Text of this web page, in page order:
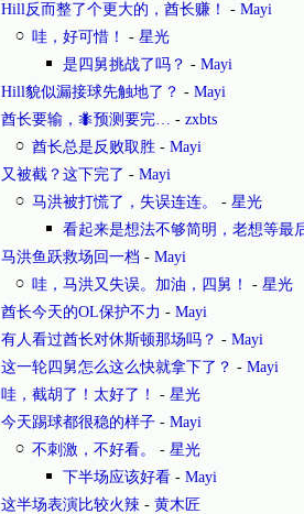
Hill反而整了个更大的，酋长赚！ - Mayi
哇，好可惜！ - 星光
是四舅挑战了吗？ - Mayi
Hill貌似漏接球先触地了？ - Mayi
酋长要输，🐜预测要完… - zxbts
酋长总是反败取胜 - Mayi
又被截？这下完了 - Mayi
马洪被打慌了，失误连连。 - 星光
看起来是想法不够简明，老想等最
马洪鱼跃救场回一档 - Mayi
哇，马洪又失误。加油，四舅！ - 星光
酋长今天的OL保护不力 - Mayi
有人看过酋长对休斯顿那场吗？ - Mayi
这一轮四舅怎么这么快就拿下了？ - Mayi
哇，截胡了！太好了！ - 星光
今天踢球都很稳的样子 - Mayi
不刺激，不好看。 - 星光
下半场应该好看 - Mayi
这半场表演比较火辣 - 黄木匠